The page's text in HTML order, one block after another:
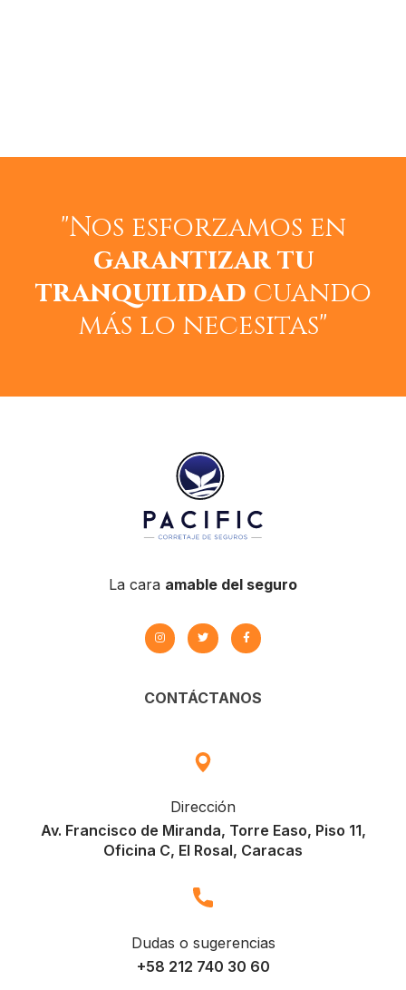
"Nos esforzamos en
garantizar tu
tranquilidad cuando
más lo necesitas"
La cara amable del seguro
CONTÁCTANOS
Dirección
Av. Francisco de Miranda, Torre Easo, Piso 11,
Oficina C, El Rosal, Caracas
Dudas o sugerencias
+58 212 740 30 60